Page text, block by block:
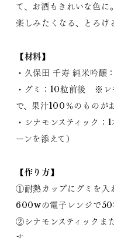
て、お酒もきれいな色に
楽しみたくなる、とろけ
【材料】
・久保田 千寿 純米吟醸
・グミ：10粒前後 ※レ
で、果汁100％のものが
・シナモンスティック
ーンを添えて）
【作り方】
①耐熱カップにグミを入
600wの電子レンジで50
②シナモンスティックま